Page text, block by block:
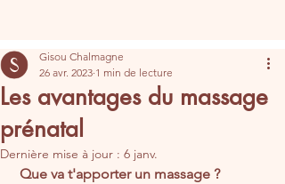
Les avantages du massage
prénatal
Gisou Chalmagne
26 avr. 2023 1 min de lecture
Dernière mise à jour : 6 janv.
Que va t'apporter un massage ?